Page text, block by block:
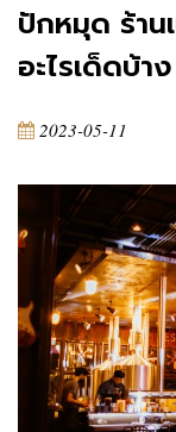
ปักหมุด ร้าน
อะไรเด็ดบ้าง
2023-05-11